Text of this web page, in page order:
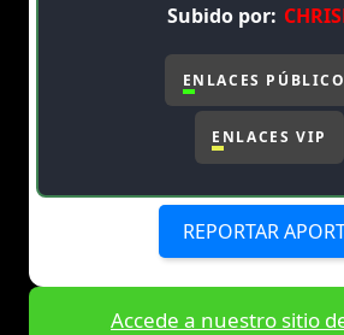
Subido por:
ENLACES
ENLACES VIP
REPORTAR
Accede a nuestro sitio